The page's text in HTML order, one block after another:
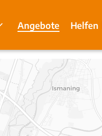
Angebote Helfen